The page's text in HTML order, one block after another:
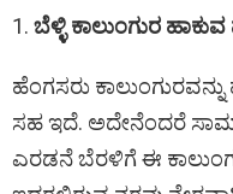
ce
b
o
o
tt
er
d
di
t
at
s
A
p
1. ಬೆಳ್ಳಿ ಕಾಲುಂಗುರ ಹಾಕುವ
ಹೆಂಗಸರು
ಸಹ ಇದೆ. ಅದೇನೆಂದರೆ
ಎರಡನೆ ಬೆರಳಿಗೆ ಈ